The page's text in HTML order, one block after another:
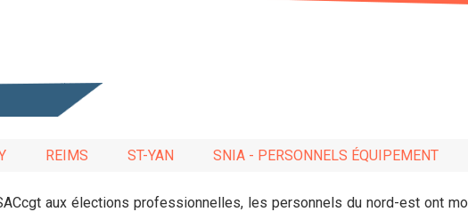
REIMS ST-YAN SNIA - PERSONNELS ÉQUIPEMENT
aux élections professionnelles, les personnels du nord-est ont